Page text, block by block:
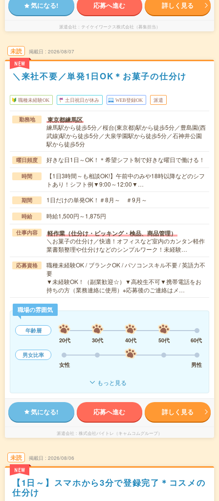
気になる! 応募へ進む 詳しく見る
派遣会社 テイケイワークス株式会社（募集担当）
未読
NEW
掲載日 2026/08/07
＼来社不要／単発1日OK＊お菓子の仕分け
職種未経験OK 土日祝日が休み WEB登録OK 派遣
勤務地 東京都練馬区
練馬駅から徒歩5分／桜台(東京都)駅から徒歩5分／豊島園(西
武線)駅から徒歩5分／大泉学園駅から徒歩5分／石神井公園
駅から徒歩5分
曜日頻度 好きな日1日～OK！＊希望シフト制で好きな曜日で働ける！
時間
【1日3時間～も相談OK!】午前中のみや18時以降などのシフ
トあり！シフト例▼9:00～12:00▼…
期間 1日だけの単発OK！＃8月～ ＃9月～
時給 時給1,500円～1,875円
仕事内容 軽作業（仕分け・ピッキング・検品、商品管理）
＼お菓子の仕分け／快適！オフィスなど室内のカンタン軽作
業書類整理や仕分けなどのシンプルワーク！未経験…
応募資格
職種未経験OK / ブランクOK / パソコンスキル不要 / 英語力不
要
▼未経験OK！（副業歓迎☆）▼高校生不可▼携帯電話をお
持ちの方（業務連絡に使用）※応募後のご連絡はメ…
職場の雰囲気
年齢層
20代
30代 40代 50代
60代
男女比率
女性
男性
もっと見る
気になる! 応募へ進む 詳しく見る
派遣会社 株式会社バイトレ（キャムコムグループ）
未読
NEW
掲載日 2026/08/06
【1日～】スマホから3分で登録完了＊コスメの
仕分け